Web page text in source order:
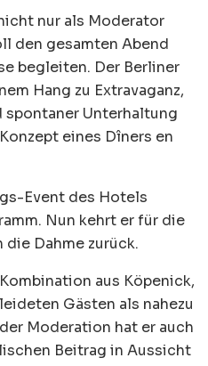
nur als Moderator
den gesamten Abend
begleiten. Der Berliner
Hang zu Extravaganz,
Unterhaltung
eines Dîners en
Event des Hotels
Nun kehrt er für die
Dahme zurück.
aus Köpenick,
Gästen als nahezu
Moderation hat er auch
Beitrag in Aussicht